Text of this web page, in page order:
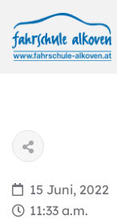
15 Juni, 2022
11:33 a.m.